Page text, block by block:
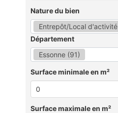
Nature du bien
Entrepôt/Local d'activité
Département
Essonne (91)
Surface minimale en m²
Surface maximale en m²